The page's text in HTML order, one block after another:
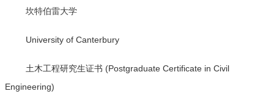
坎特伯雷大学
University of Canterbury
土木工程研究生证书 (Postgraduate Certificate in Civil
Engineering)